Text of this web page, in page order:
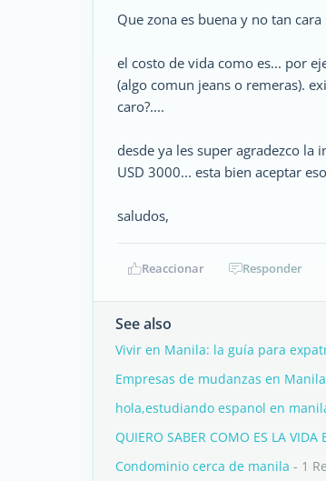
Que zona es buena y no tan
el costo de vida como es... por
(algo comun jeans o remeras).
caro?....
desde ya les super agradezco la
USD 3000... esta bien aceptar
saludos,
Reaccionar Responder
See also
Vivir en Manila: la guía para
Empresas de mudanzas en Manila
hola,estudiando espanol en
QUIERO SABER COMO ES LA VIDA
Condominio cerca de manila - 1